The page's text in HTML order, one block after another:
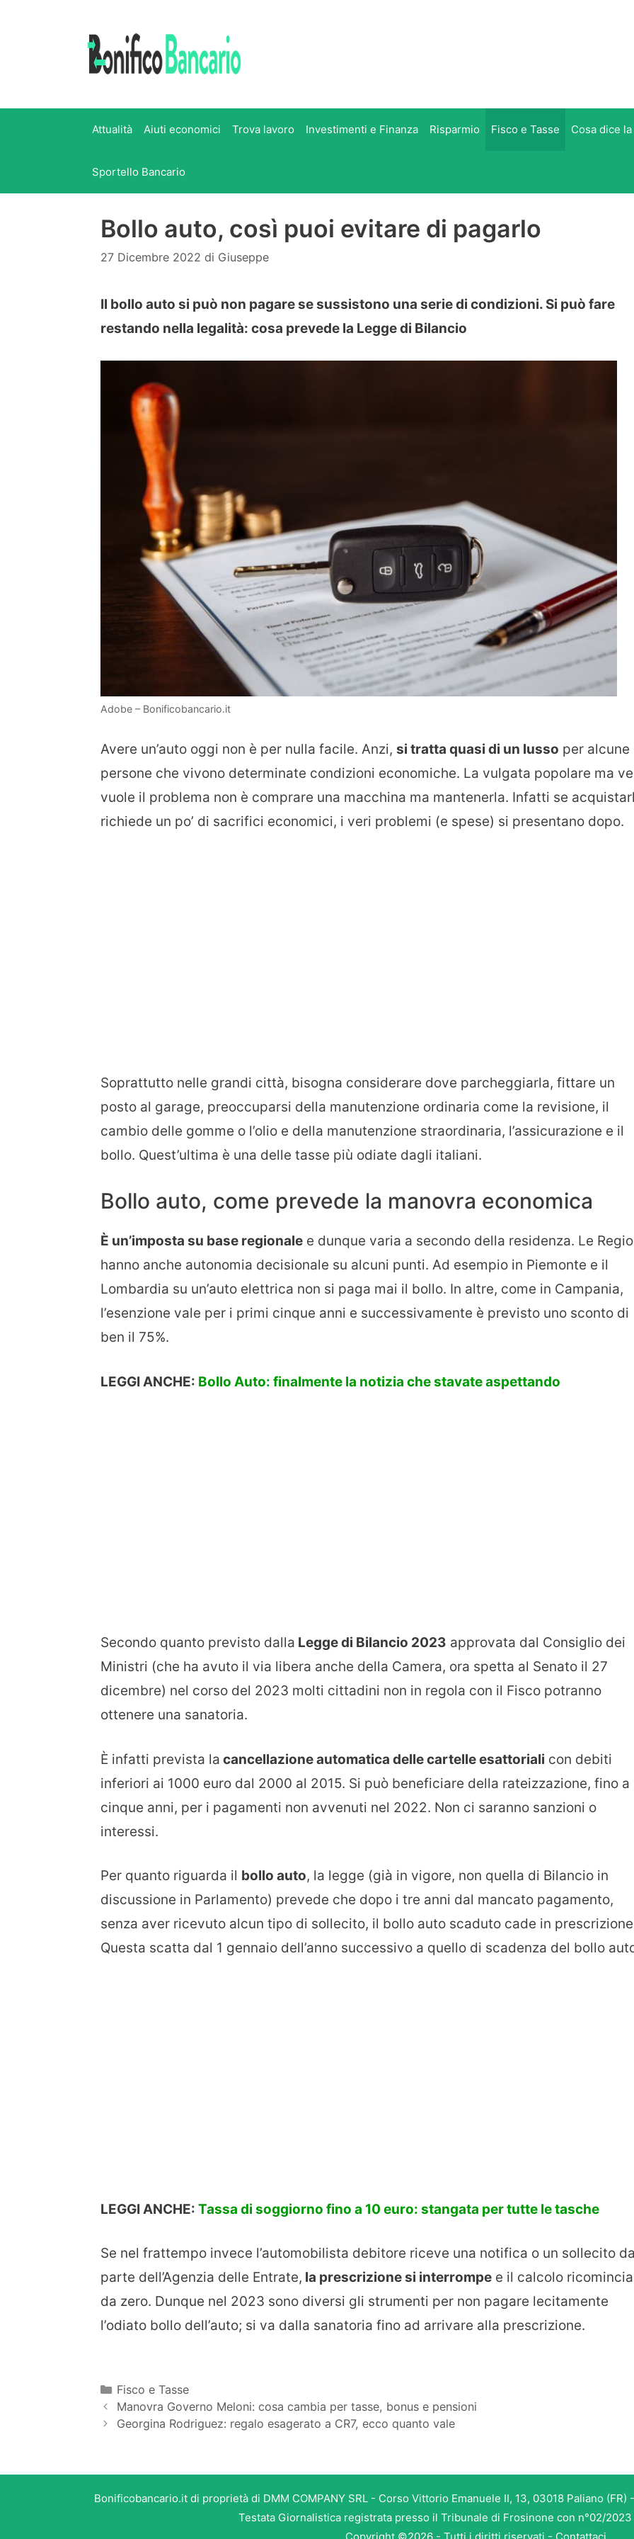
Attualità Aiuti economici Trova lavoro Investimenti e Finanza Risparmio Fisco e Tasse Cosa dice
Sportello Bancario
Bollo auto, così puoi evitare di pagarlo
27 Dicembre 2022 di Giuseppe
Il bollo auto si può non pagare se sussistono una serie di condizioni. Si può fare
restando nella legalità: cosa prevede la Legge di Bilancio
Adobe – Bonificobancario.it
Avere un’auto oggi non è per nulla facile. Anzi, si tratta quasi di un lusso per alcune
persone che vivono determinate condizioni economiche. La vulgata popolare ma
vuole il problema non è comprare una macchina ma mantenerla. Infatti se
richiede un po’ di sacrifici economici, i veri problemi (e spese) si presentano dopo.
Soprattutto nelle grandi città, bisogna considerare dove parcheggiarla, fittare un
posto al garage, preoccuparsi della manutenzione ordinaria come la revisione, il
cambio delle gomme o l’olio e della manutenzione straordinaria, l’assicurazione e il
bollo. Quest’ultima è una delle tasse più odiate dagli italiani.
Bollo auto, come prevede la manovra economica
È un’imposta su base regionale e dunque varia a secondo della residenza. Le
hanno anche autonomia decisionale su alcuni punti. Ad esempio in Piemonte e il
Lombardia su un’auto elettrica non si paga mai il bollo. In altre, come in Campania,
l’esenzione vale per i primi cinque anni e successivamente è previsto uno sconto di
ben il 75%.
LEGGI ANCHE: Bollo Auto: finalmente la notizia che stavate aspettando
Secondo quanto previsto dalla Legge di Bilancio 2023 approvata dal Consiglio dei
Ministri (che ha avuto il via libera anche della Camera, ora spetta al Senato il 27
dicembre) nel corso del 2023 molti cittadini non in regola con il Fisco potranno
ottenere una sanatoria.
È infatti prevista la cancellazione automatica delle cartelle esattoriali con debiti
inferiori ai 1000 euro dal 2000 al 2015. Si può beneficiare della rateizzazione, fino a
cinque anni, per i pagamenti non avvenuti nel 2022. Non ci saranno sanzioni o
interessi.
Per quanto riguarda il bollo auto, la legge (già in vigore, non quella di Bilancio in
discussione in Parlamento) prevede che dopo i tre anni dal mancato pagamento,
senza aver ricevuto alcun tipo di sollecito, il bollo auto scaduto cade in
Questa scatta dal 1 gennaio dell’anno successivo a quello di scadenza del bollo
LEGGI ANCHE: Tassa di soggiorno fino a 10 euro: stangata per tutte le tasche
Se nel frattempo invece l’automobilista debitore riceve una notifica o un sollecito
parte dell’Agenzia delle Entrate, la prescrizione si interrompe e il calcolo ricomincia
da zero. Dunque nel 2023 sono diversi gli strumenti per non pagare lecitamente
l’odiato bollo dell’auto; si va dalla sanatoria fino ad arrivare alla prescrizione.
Categorie
Fisco e Tasse
Manovra Governo Meloni: cosa cambia per tasse, bonus e pensioni
Georgina Rodriguez: regalo esagerato a CR7, ecco quanto vale
Bonificobancario.it di proprietà di DMM COMPANY SRL - Corso Vittorio Emanuele II, 13, 03018 Paliano
Testata Giornalistica registrata presso il Tribunale di Frosinone con n°02/